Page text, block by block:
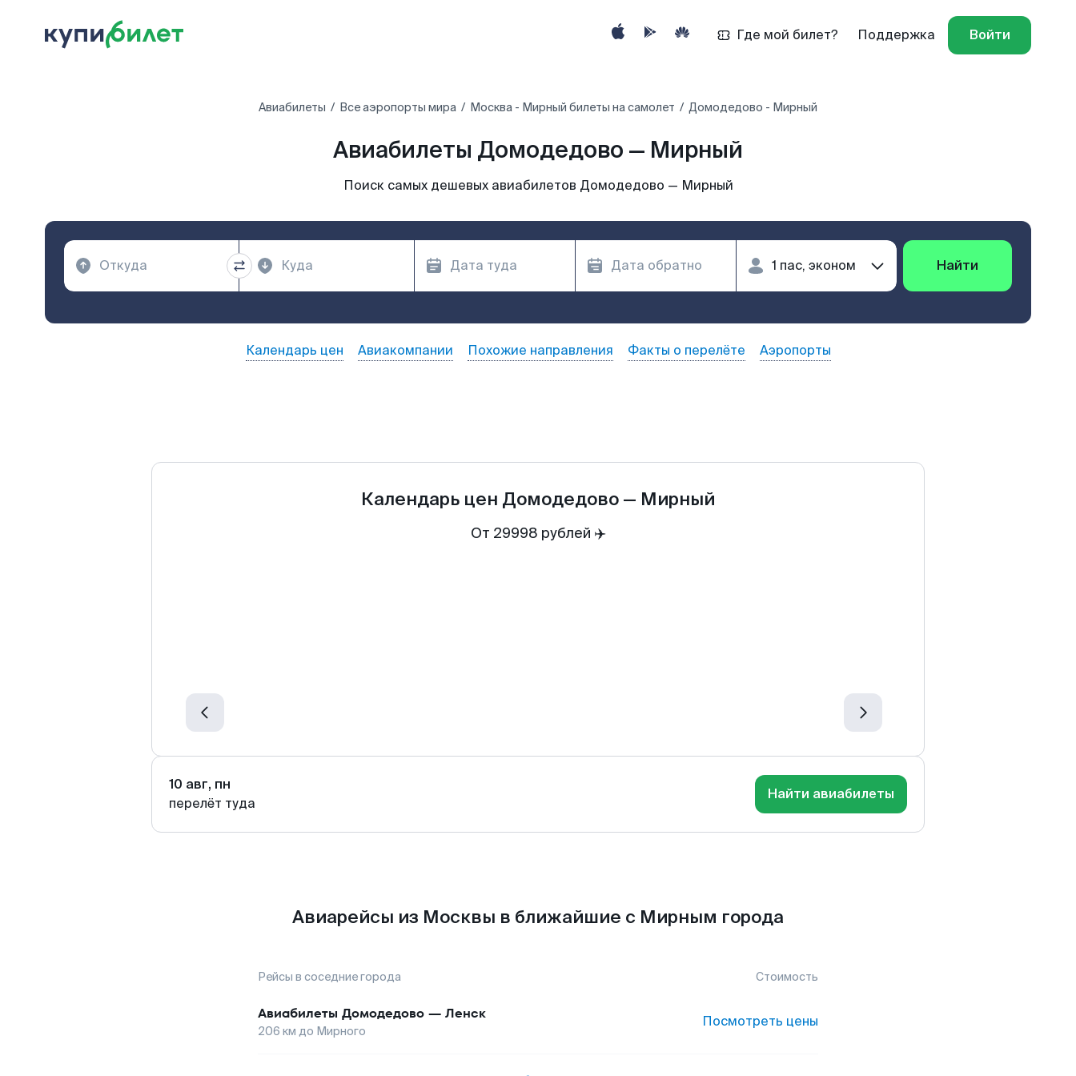
Где мой билет? Поддержка Войти
Авиабилеты Все аэропорты мира Москва - Мирный билеты на самолет Домодедово - Мирный
Авиабилеты Домодедово — Мирный
Поиск самых дешевых авиабилетов Домодедово — Мирный
Найти
Календарь цен Авиакомпании Похожие направления Факты о перелёте Аэропорты
Календарь цен Домодедово — Мирный
От 29998 рублей ✈️
10 авг, пн
перелёт туда
Найти авиабилеты
Авиарейсы из Москвы в ближайшие с Мирным города
Рейсы в соседние города Стоимость
Авиабилеты Домодедово — Ленск
206 км до Мирного
Посмотреть цены